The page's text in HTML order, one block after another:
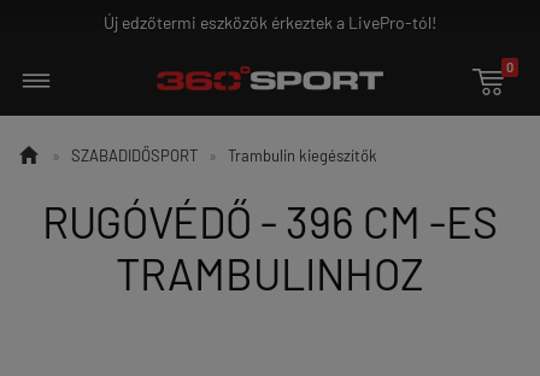
a LivePro-tól! Ground Game - az

0
 » SZABADIDŐSPORT » Trambulin kiegészítők
RUGÓVÉDŐ - 396 CM -ES
TRAMBULINHOZ